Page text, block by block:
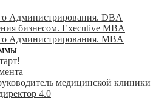
Администрирования. DBA
бизнесом. Executive MBA
Администрирования. MBA
медицинской клиники
4.0